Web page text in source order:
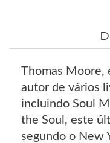
Thomas Moore,
autor de vários
incluindo Soul
the Soul, este
segundo o New